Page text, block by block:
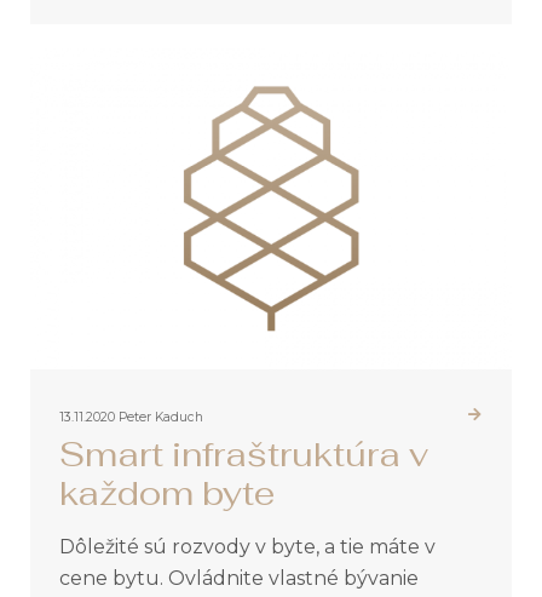
13.11.2020 Peter Kaduch
Smart infraštruktúra v
každom byte
Dôležité sú rozvody v byte, a tie máte v
cene bytu. Ovládnite vlastné bývanie